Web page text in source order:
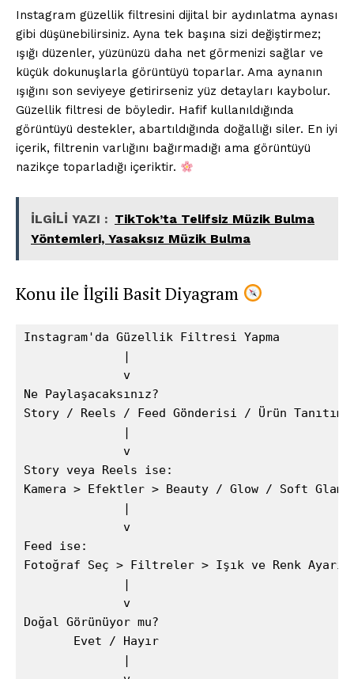
Instagram güzellik filtresini dijital bir aydınlatma aynası
gibi düşünebilirsiniz. Ayna tek başına sizi değiştirmez;
ışığı düzenler, yüzünüzü daha net görmenizi sağlar ve
küçük dokunuşlarla görüntüyü toparlar. Ama aynanın
ışığını son seviyeye getirirseniz yüz detayları kaybolur.
Güzellik filtresi de böyledir. Hafif kullanıldığında
görüntüyü destekler, abartıldığında doğallığı siler. En iyi
içerik, filtrenin varlığını bağırmadığı ama görüntüyü
nazikçe toparladığı içeriktir.
İLGİLİ YAZI : TikTok’ta Telifsiz Müzik Bulma
Yöntemleri, Yasaksız Müzik Bulma
Konu ile İlgili Basit Diyagram
Instagram'da Güzellik Filtresi Yapma
              |
              v
Ne Paylaşacaksınız?
Story / Reels / Feed Gönderisi / Ürün Tanıtımı
              |
              v
Story veya Reels ise:
Kamera > Efektler > Beauty / Glow / Soft Glam
              |
              v
Feed ise:
Fotoğraf Seç > Filtreler > Işık ve Renk Ayarı
              |
              v
Doğal Görünüyor mu?
       Evet / Hayır
              |